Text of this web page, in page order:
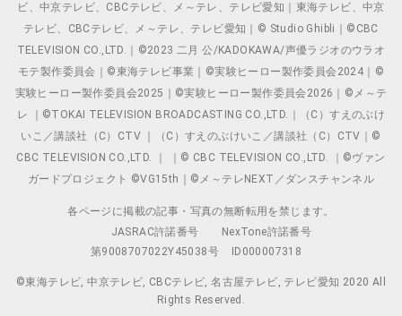
ビ、中京テレビ、CBCテレビ、メ～テレ、テレビ愛知｜東海テレビ、中京
テレビ、CBCテレビ、メ～テレ、テレビ愛知｜© Studio Ghibli｜©CBC
TELEVISION CO.,LTD.｜©2023 二月 公/KADOKAWA/声優ラジオのウラオ
モテ製作委員会｜©東海テレビ事業｜©実験ヒーロー製作委員会2024｜©
実験ヒーロー製作委員会2025｜©実験ヒーロー製作委員会2026｜©メ～テ
レ ｜©TOKAI TELEVISION BROADCASTING CO.,LTD.｜（C）すえのぶけ
いこ／講談社（C）CTV ｜（C）すえのぶけいこ／講談社（C）CTV｜©
CBC TELEVISION CO.,LTD. ｜ ｜© CBC TELEVISION CO.,LTD. ｜©ヴァン
ガードプロジェクト ©VG15th｜©メ～テレNEXT／ダンスチャンネル
各ページに掲載の記事・写真の無断転用を禁じます。
JASRAC許諾番号
NexTone許諾番号
第9008707022Y45038号
ID000007318
©東海テレビ, 中京テレビ, CBCテレビ, 名古屋テレビ, テレビ愛知 2020 All
Rights Reserved.